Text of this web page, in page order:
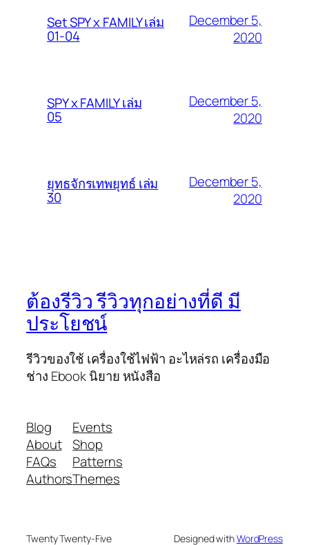
Set SPY x FAMILY เล่ม
01-04
December 5,
2020
SPY x FAMILY เล่ม
05
December 5,
2020
ยุทธจักรเทพยุทธ์ เล่ม
30
December 5,
2020
ต้องรีวิว รีวิวทุกอย่างที่ดี มี
ประโยชน์
รีวิวของใช้ เครื่องใช้ไฟฟ้า อะไหล่รถ เครื่องมือ
ช่าง Ebook นิยาย หนังสือ
Blog
About
FAQs
Authors
Events
Shop
Patterns
Themes
Twenty Twenty-Five Designed withWordPress